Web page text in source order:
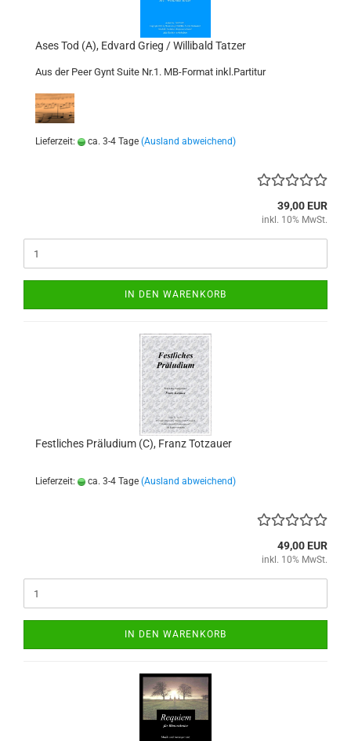
Ases Tod (A), Edvard Grieg / Willibald Tatzer
Aus der Peer Gynt Suite Nr.1. MB-Format inkl.Partitur
Lieferzeit: ca. 3-4 Tage (Ausland abweichend)
39,00 EUR
inkl. 10% MwSt.
IN DEN WARENKORB
Festliches Präludium (C), Franz Totzauer
Lieferzeit: ca. 3-4 Tage (Ausland abweichend)
49,00 EUR
inkl. 10% MwSt.
IN DEN WARENKORB